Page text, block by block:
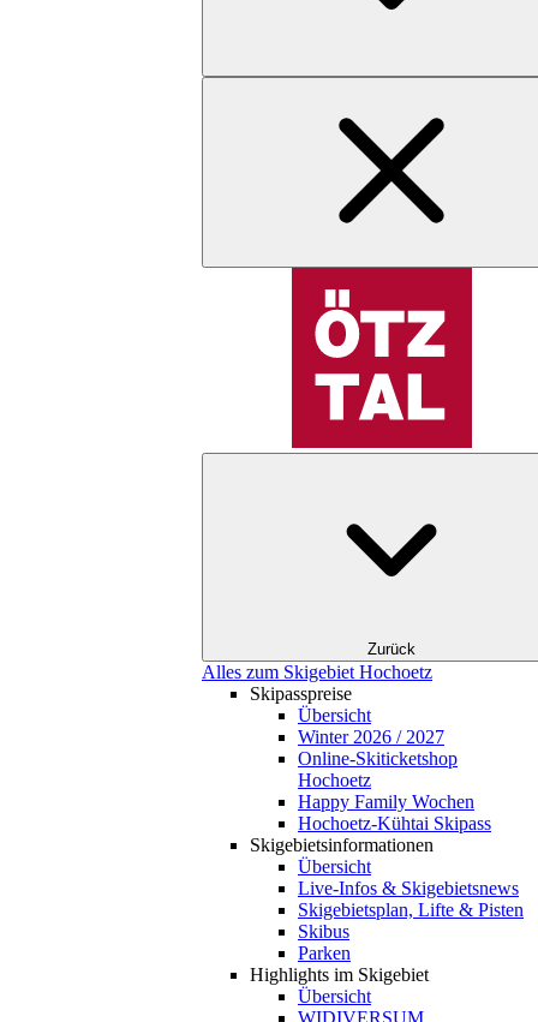
Zurück
Alles zum Skigebiet Hochoetz
Skipasspreise
Übersicht
Winter 2026 / 2027
Online-Skiticketshop
Hochoetz
Happy Family Wochen
Hochoetz-Kühtai Skipass
Skigebietsinformationen
Übersicht
Live-Infos & Skigebietsnews
Skigebietsplan, Lifte & Pisten
Skibus
Parken
Highlights im Skigebiet
Übersicht
WIDIVERSUM